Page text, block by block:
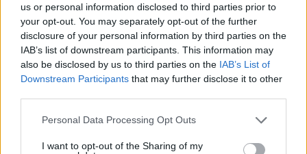
us or personal information disclosed to third parties prior to
your opt-out. You may separately opt-out of the further
disclosure of your personal information by third parties on the
IAB’s list of downstream participants. This information may
also be disclosed by us to third parties on the IAB’s List of
Downstream Participants that may further disclose it to other
Please note that this website/app uses one or more Google
not limited to your visit or usage behaviour. You may click to
Personal Data Processing Opt Outs
I want to opt-out of the Sharing of my